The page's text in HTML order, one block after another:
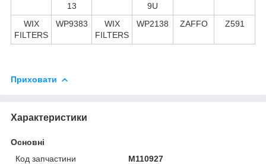
13
9U
WIX
FILTERS
WP9383
WIX
FILTERS
WP2138 ZAFFO Z591
Приховати
Характеристики
Основні
Код запчастини
M110927